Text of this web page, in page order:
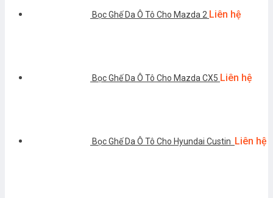
Bọc Ghế Da Ô Tô Cho Mazda 2 Liên hệ
Bọc Ghế Da Ô Tô Cho Mazda CX5 Liên hệ
Bọc Ghế Da Ô Tô Cho Hyundai Custin Liên hệ